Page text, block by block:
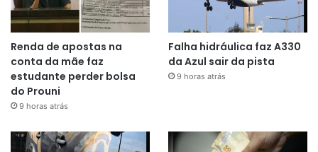
Renda de apostas na
conta da mãe faz
estudante perder bolsa
do Prouni
9 horas atrás
Falha hidráulica faz A330
da Azul sair da pista
9 horas atrás